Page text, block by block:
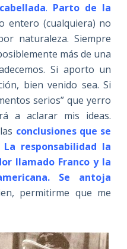
. Parto de la
entero (cualquiera) no
naturaleza. Siempre
más de una
Si aporto un
bien venido sea. Si
serios” que yerro
a aclarar mis ideas.
conclusiones que se
responsabilidad la
llamado Franco y la
Se antoja
permitirme que me